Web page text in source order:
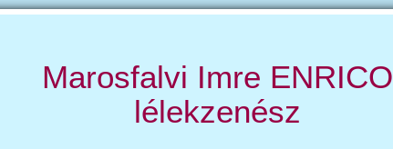
Marosfalvi Imre ENRICO
lélekzenész